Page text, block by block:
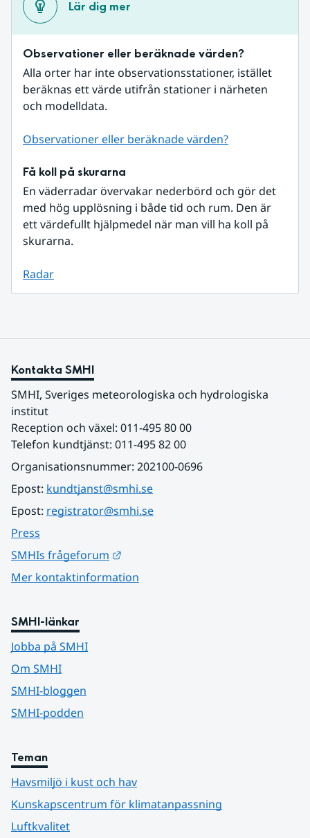
Lär dig mer
Observationer eller beräknade värden?
Alla orter har inte observationsstationer, istället
beräknas ett värde utifrån stationer i närheten
och modelldata.
Observationer eller beräknade värden?
Få koll på skurarna
En väderradar övervakar nederbörd och gör det
med hög upplösning i både tid och rum. Den är
ett värdefullt hjälpmedel när man vill ha koll på
skurarna.
Radar
Kontakta SMHI
SMHI, Sveriges meteorologiska och hydrologiska
institut
Reception och växel: 011-495 80 00
Telefon kundtjänst: 011-495 82 00
Organisationsnummer: 202100-0696
Epost: kundtjanst@smhi.se
Epost: registrator@smhi.se
Press
SMHIs frågeforum
Mer kontaktinformation
SMHI-länkar
Jobba på SMHI
Om SMHI
SMHI-bloggen
SMHI-podden
Teman
Havsmiljö i kust och hav
Kunskapscentrum för klimatanpassning
Luftkvalitet